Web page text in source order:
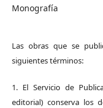
Monografía
Las obras que se
siguientes términos:
1. El Servicio de
editorial) conserva los